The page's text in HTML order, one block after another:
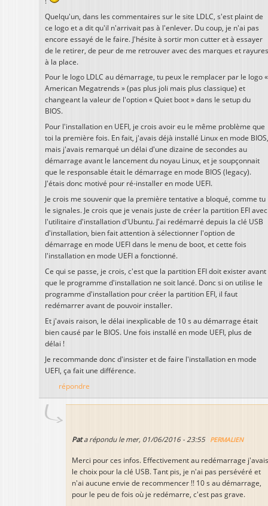
Quelqu'un, dans les commentaires sur le site LDLC, s'est plaint de
ce logo et a dit qu'il n'arrivait pas à l'enlever. Du coup, je n'ai pas
encore essayé de le faire. J'hésite à sortir mon cutter et à essayer
de le retirer, de peur de me retrouver avec des marques et rayures
à la place.
Pour le logo LDLC au démarrage, tu peux le remplacer par le logo «
American Megatrends » (pas plus joli mais plus classique) et
changeant la valeur de l'option « Quiet boot » dans le setup du
BIOS.
Pour l'installation en UEFI, je crois avoir eu le même problème que
toi la première fois. En fait, j'avais déjà installé Linux en mode BIOS,
mais j'avais remarqué un délai d'une dizaine de secondes au
démarrage avant le lancement du noyau Linux, et je soupçonnait
que le responsable était le démarrage en mode BIOS (legacy).
J'étais donc motivé pour ré-installer en mode UEFI.
Je crois me souvenir que la première tentative a bloqué, comme tu
le signales. Je crois que je venais juste de créer la partition EFI avec
l'utilitaire d'installation d'Ubuntu. J'ai redémarré depuis la clé USB
d'installation, bien fait attention à sélectionner l'option de
démarrage en mode UEFI dans le menu de boot, et cette fois
l'installation en mode UEFI a fonctionné.
Ce qui se passe, je crois, c'est que la partition EFI doit exister avant
que le programme d'installation ne soit lancé. Donc si on utilise le
programme d'installation pour créer la partition EFI, il faut
redémarrer avant de pouvoir installer.
Et j'avais raison, le délai inexplicable de 10 s au démarrage était
bien causé par le BIOS. Une fois installé en mode UEFI, plus de
délai !
Je recommande donc d'insister et de faire l'installation en mode
UEFI, ça fait une différence.
répondre
Pata répondu le mer, 01/06/2016 - 23:55 PERMALIEN
Merci pour ces infos. Effectivement au redémarrage j'avais
le choix pour la clé USB. Tant pis, je n'ai pas persévéré et
n'ai aucune envie de recommencer !! 10 s au démarrage,
pour le peu de fois où je redémarre, c'est pas grave.